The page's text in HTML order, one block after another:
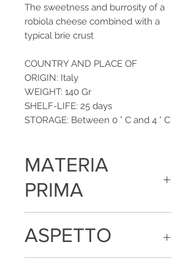
The sweetness and burrosity of a
robiola cheese combined with a
typical brie crust
COUNTRY AND PLACE OF
ORIGIN: Italy
WEIGHT: 140 Gr
SHELF-LIFE: 25 days
STORAGE: Between 0 ° C and 4 ° C
MATERIA
PRIMA
ASPETTO